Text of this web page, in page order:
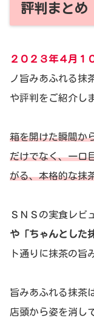
評判まとめ
２０２３年４月１
ノ旨みあふれる抹
や評判をご紹介し
箱を開けた瞬間か
だけでなく、一口
がる、本格的な抹
ＳＮＳの実食レビ
や「ちゃんとした
ト通りに抹茶の旨
旨みあふれる抹茶
店頭から姿を消し